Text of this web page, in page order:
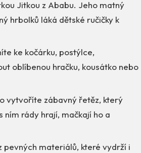
Jitkou z Ababu. Jeho matný
hrbolků láká dětské ručičky k
ke kočárku, postýlce,
oblíbenou hračku, kousátko nebo
vytvoříte zábavný řetěz, který
rády hrají, mačkají ho a
pevných materiálů, které vydrží i